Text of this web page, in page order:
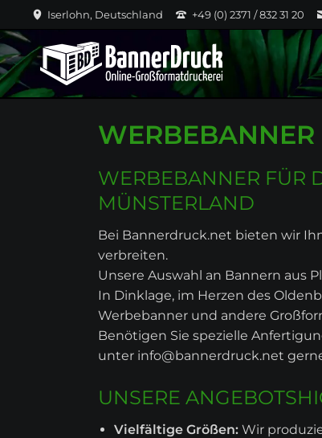
Iserlohn, Deutschland +49 (0) 2371 / 832 31 20
WERBEBANNER FÜR
MÜNSTERLAND
Bei Bannerdruck.net bieten wir
verbreiten.
Unsere Auswahl an Bannern aus
In Dinklage, im Herzen des
Werbebanner und andere
Benötigen Sie spezielle
unter info@bannerdruck.net
UNSERE
Vielfältige Größen: Wir